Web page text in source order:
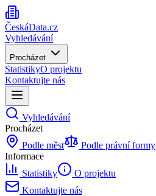
ČeskáData.cz
Vyhledávání
Procházet
StatistikyO projektu
Kontaktujte nás
Vyhledávání
Procházet
Podle měst
Podle právní formy
Informace
Statistiky
O projektu
Kontaktujte nás